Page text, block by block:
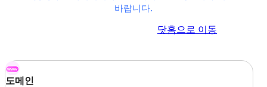
바랍니다.
닷홈으로 이동
도메인